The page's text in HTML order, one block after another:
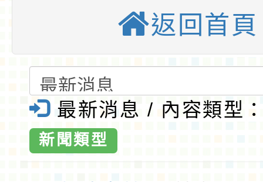
屆委員公開遴
園大埔國小全球
桃園優質
返回首頁
最新消息 / 內容類型
新聞類型